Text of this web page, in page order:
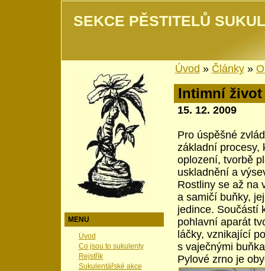
SEKCE PĚSTITELŮ
MENU
Úvod
Co jsou to sukulenty
Rejstřík
Sukulentářské akce
Úvod » Články»
Intimní
15. 12. 2009
Pro úspěšné
základní procesy,
oplození, tvorbě
uskladnění a
Rostliny se až na
a samičí buňky,
jedince. Součástí
pohlavní aparát
láčky, vznikající
s vaječnými
Pylové zrno je